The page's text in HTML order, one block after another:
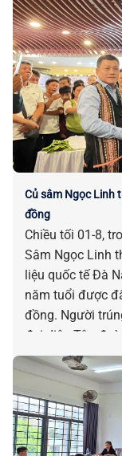
Củ sâm Ngọc Linh
đồng
Chiều tối 01-8,
Sâm Ngọc Linh
liệu quốc tế Đà
năm tuổi được
đồng. Người
đại diện Tập